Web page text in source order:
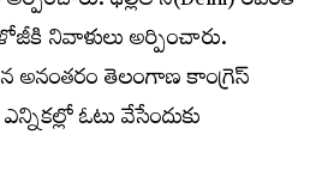
నివాళులు అర్పించారు.
అనంతరం తెలంగాణ కాంగ్రెస్
ఓటు వేసేందుకు